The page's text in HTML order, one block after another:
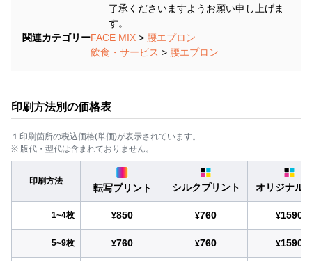
了承くださいますようお願い申し上げま
す。
関連カテゴリーFACE MIX > 腰エプロン
飲食・サービス > 腰エプロン
印刷方法別の価格表
１印刷箇所の税込価格(単価)が表示されています。
※ 版代・型代は含まれておりません。
印刷方法
転写プリント シルクプリント オリジナル
1~4枚 ¥850 ¥760 ¥1590
5~9枚 ¥760 ¥760 ¥1590